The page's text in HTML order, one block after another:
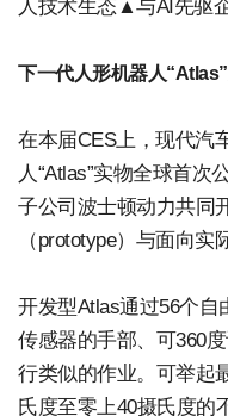
人技术生态▲与AI先驱
下一代人形机器人
在本届CES上，现代汽
人“Atlas”实物全球首次
子公司波士顿动力共同
（prototype）与面向实
开发型Atlas通过56个
传感器的手部、可360
行类似的作业。可举起
氏度至零上40摄氏度的